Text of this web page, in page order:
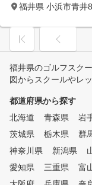
福井県 小浜市青井
福井県のゴルフスク
図からスクールやレ
都道府県から探す
北海道
青森県 岩
茨城県
栃木県 群
神奈川県
新潟県
愛知県
三重県 富